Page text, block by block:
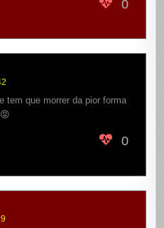
0
tem que morrer da pior forma
0